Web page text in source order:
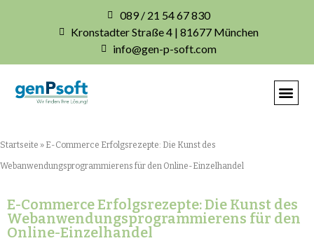
089 / 21 54 67 830
Kronstadter Straße 4 | 81677 München
info@gen-p-soft.com
Startseite » E-Commerce Erfolgsrezepte: Die Kunst des
Webanwendungsprogrammierens für den Online-Einzelhandel
E-Commerce Erfolgsrezepte: Die Kunst des
Webanwendungsprogrammierens für den
Online-Einzelhandel